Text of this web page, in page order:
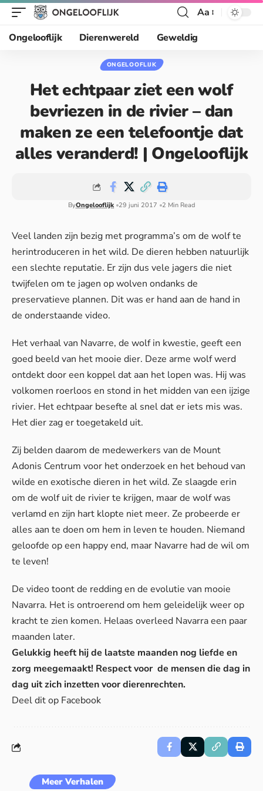
Aa
Ongelooflijk
Dierenwereld Geweldig
ONGELOOFLIJK
Het echtpaar ziet een wolf
bevriezen in de rivier – dan
maken ze een telefoontje dat
alles veranderd! | Ongelooflijk
ByOngelooflijk 29 juni 2017 2 Min Read
Veel landen zijn bezig met programma’s om de wolf te
herintroduceren in het wild. De dieren hebben natuurlijk
een slechte reputatie. Er zijn dus vele jagers die niet
twijfelen om te jagen op wolven ondanks de
preservatieve plannen. Dit was er hand aan de hand in
de onderstaande video.
Het verhaal van Navarre, de wolf in kwestie, geeft een
goed beeld van het mooie dier. Deze arme wolf werd
ontdekt door een koppel dat aan het lopen was. Hij was
volkomen roerloos en stond in het midden van een ijzige
rivier. Het echtpaar besefte al snel dat er iets mis was.
Het dier zag er toegetakeld uit.
Zij belden daarom de medewerkers van de Mount
Adonis Centrum voor het onderzoek en het behoud van
wilde en exotische dieren in het wild. Ze slaagde erin
om de wolf uit de rivier te krijgen, maar de wolf was
verlamd en zijn hart klopte niet meer. Ze probeerde er
alles aan te doen om hem in leven te houden. Niemand
geloofde op een happy end, maar Navarre had de wil om
te leven!
De video toont de redding en de evolutie van mooie
Navarra. Het is ontroerend om hem geleidelijk weer op
kracht te zien komen. Helaas overleed Navarra een paar
maanden later.
Gelukkig heeft hij de laatste maanden nog liefde en
zorg meegemaakt! Respect voor de mensen die dag in
dag uit zich inzetten voor dierenrechten.
Deel dit op Facebook
Meer Verhalen